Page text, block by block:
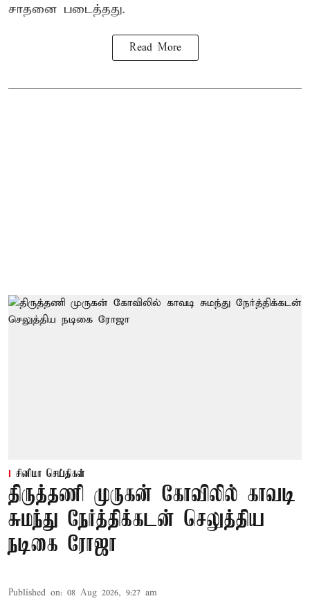
சாதனை படைத்தது.
Read More
சினிமா செய்திகள்
திருத்தணி முருகன் கோவிலில் காவடி
சுமந்து நேர்த்திக்கடன் செலுத்திய
நடிகை ரோஜா
Published on: 08 Aug 2026, 9:27 am